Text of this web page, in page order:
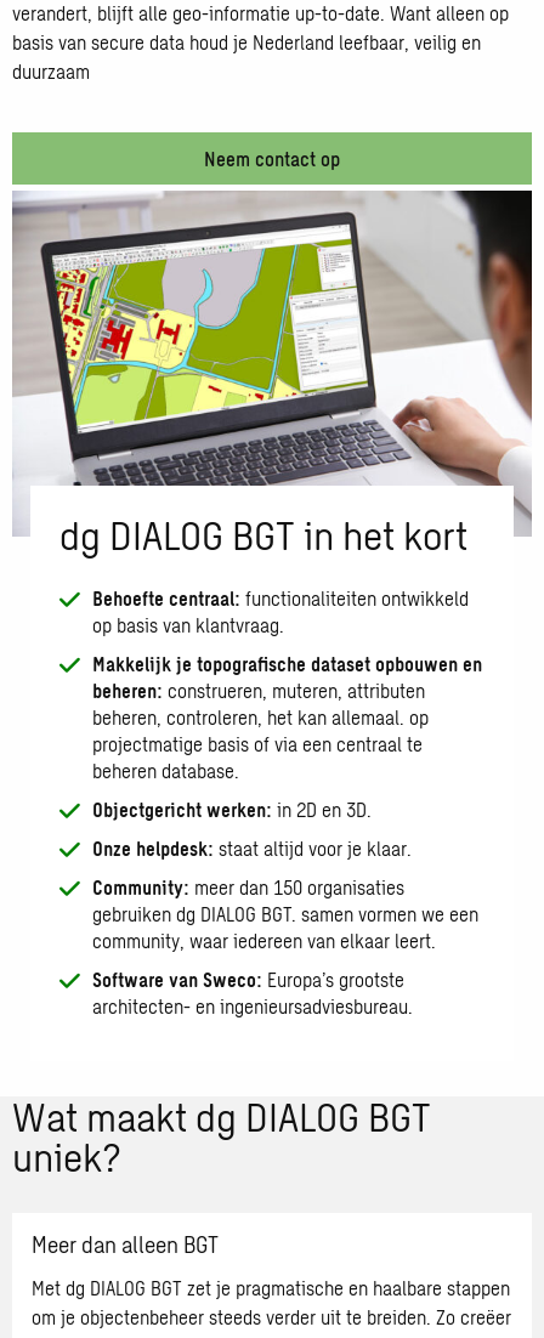
verandert, blijft alle geo-informatie up-to-date. Want alleen op
basis van secure data houd je Nederland leefbaar, veilig en
duurzaam
Neem contact op
dg DIALOG BGT in het kort
Behoefte centraal: functionaliteiten ontwikkeld
op basis van klantvraag.
Makkelijk je topografische dataset opbouwen en
beheren: construeren, muteren, attributen
beheren, controleren, het kan allemaal. op
projectmatige basis of via een centraal te
beheren database.
Objectgericht werken: in 2D en 3D.
Onze helpdesk: staat altijd voor je klaar.
Community: meer dan 150 organisaties
gebruiken dg DIALOG BGT. samen vormen we een
community, waar iedereen van elkaar leert.
Software van Sweco: Europa’s grootste
architecten- en ingenieursadviesbureau.
Wat maakt dg DIALOG BGT
uniek?
Meer dan alleen BGT
Met dg DIALOG BGT zet je pragmatische en haalbare stappen
om je objectenbeheer steeds verder uit te breiden. Zo creëer